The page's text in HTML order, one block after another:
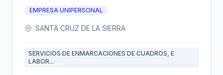
EMPRESA UNIPERSONAL
SANTA CRUZ DE LA SIERRA
SERVICIOS DE ENMARCACIONES DE CUADROS, E
LABOR...